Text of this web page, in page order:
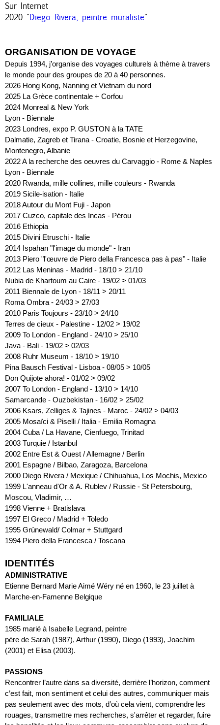
Sur Internet
2020 "Diego Rivera, peintre muraliste"
ORGANISATION DE VOYAGE
Depuis 1994, j’organise des voyages culturels à thème à travers
le monde pour des groupes de 20 à 40 personnes.
2026 Hong Kong, Nanning et Vietnam du nord
2025 La Grèce continentale + Corfou
2024 Monreal & New York
Lyon - Biennale
2023 Londres, expo P. GUSTON à la TATE
Dalmatie, Zagreb et Tirana - Croatie, Bosnie et Herzegovine,
Montenegro, Albanie
2022 A la recherche des oeuvres du Carvaggio - Rome & Naples
Lyon - Biennale
2020 Rwanda, mille collines, mille couleurs - Rwanda
2019 Sicile-isation - Italie
2018 Autour du Mont Fuji - Japon
2017 Cuzco, capitale des Incas - Pérou
2016 Ethiopia
2015 Divini Etruschi - Italie
2014 Ispahan "l'image du monde" - Iran
2013 Piero "l'œuvre de Piero della Francesca pas à pas" - Italie
2012 Las Meninas - Madrid - 18/10 > 21/10
Nubia de Khartoum au Caire - 19/02 > 01/03
2011 Biennale de Lyon - 18/11 > 20/11
Roma Ombra - 24/03 > 27/03
2010 Paris Toujours - 23/10 > 24/10
Terres de cieux - Palestine - 12/02 > 19/02
2009 To London - England - 24/10 > 25/10
Java - Bali - 19/02 > 02/03
2008 Ruhr Museum - 18/10 > 19/10
Pina Bausch Festival - Lisboa - 08/05 > 10/05
Don Quijote ahora! - 01/02 > 09/02
2007 To London - England - 13/10 > 14/10
Samarcande - Ouzbekistan - 16/02 > 25/02
2006 Ksars, Zelliges & Tajines - Maroc - 24/02 > 04/03
2005 Mosaïci & Piselli / Italia - Emilia Romagna
2004 Cuba / La Havane, Cienfuego, Trinitad
2003 Turquie / Istanbul
2002 Entre Est & Ouest / Allemagne / Berlin
2001 Espagne / Bilbao, Zaragoza, Barcelona
2000 Diego Rivera / Mexique / Chihuahua, Los Mochis, Mexico
1999 L'anneau d'Or & A. Rublev / Russie - St Petersbourg,
Moscou, Vladimir, …
1998 Vienne + Bratislava
1997 El Greco / Madrid + Toledo
1995 Grünewald/ Colmar + Stuttgard
1994 Piero della Francesca / Toscana
IDENTITÉS
ADMINISTRATIVE
Etienne Bernard Marie Aimé Wéry né en 1960, le 23 juillet à
Marche-en-Famenne Belgique
FAMILIALE
1985 marié à Isabelle Legrand, peintre
père de Sarah (1987), Arthur (1990), Diego (1993), Joachim
(2001) et Elisa (2003).
PASSIONS
Rencontrer l’autre dans sa diversité, derrière l’horizon, comment
c’est fait, mon sentiment et celui des autres, communiquer mais
pas seulement avec des mots, d’où cela vient, comprendre les
rouages, transmettre mes recherches, s'arrêter et regarder, fuire